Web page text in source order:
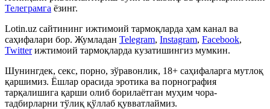
Телеграмга ёзинг.
Lotin.uz сайтининг ижтимоий тармоқларда ҳам канал ва
саҳифалари бор. Жумладан Telegram, Instagram, Facebook,
Twitter ижтимоий тармоқларда кузатишингиз мумкин.
Шунингдек, секс, порно, зўравонлик, 18+ саҳифаларга мутлоқ
қаршимиз. Ёшлар орасида эротика ва порнография
тарқалишига қарши олиб борилаётган муҳим чора-
тадбирларни тўлиқ қўллаб қувватлаймиз.